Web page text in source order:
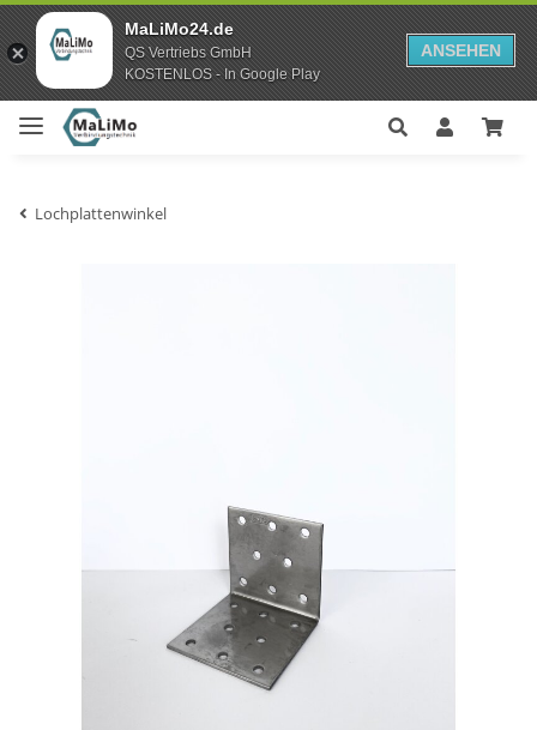
MaLiMo24.de
QS Vertriebs GmbH
KOSTENLOS - In Google Play
ANSEHEN
Lochplattenwinkel